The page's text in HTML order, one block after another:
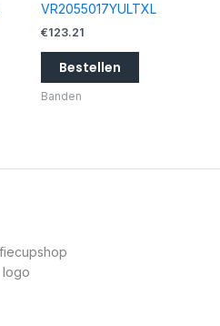
VR2055017YULTXL
€123.21
Bestellen
Banden